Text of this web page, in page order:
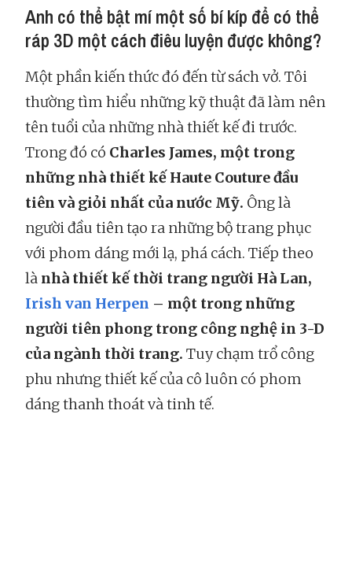
Anh có thể bật mí một số bí kíp để có thể
ráp 3D một cách điêu luyện được không?
Một phần kiến thức đó đến từ sách vở. Tôi
thường tìm hiểu những kỹ thuật đã làm nên
tên tuổi của những nhà thiết kế đi trước.
Trong đó có Charles James, một trong
những nhà thiết kế Haute Couture đầu
tiên và giỏi nhất của nước Mỹ. Ông là
người đầu tiên tạo ra những bộ trang phục
với phom dáng mới lạ, phá cách. Tiếp theo
là nhà thiết kế thời trang người Hà Lan,
Irish van Herpen – một trong những
người tiên phong trong công nghệ in 3-D
của ngành thời trang. Tuy chạm trổ công
phu nhưng thiết kế của cô luôn có phom
dáng thanh thoát và tinh tế.